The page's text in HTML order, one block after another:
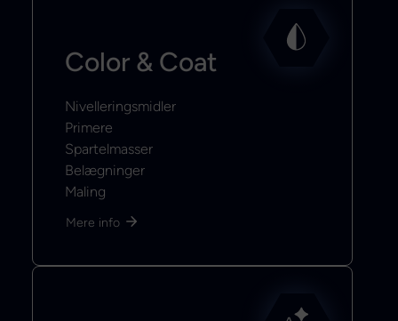
Color & Coat
Nivelleringsmidler
Primere
Spartelmasser
Belægninger
Maling
Mere info